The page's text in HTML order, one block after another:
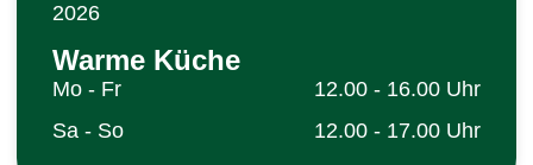
2026
Warme Küche
Mo - Fr
12.00 - 16.00 Uhr
Sa - So
12.00 - 17.00 Uhr